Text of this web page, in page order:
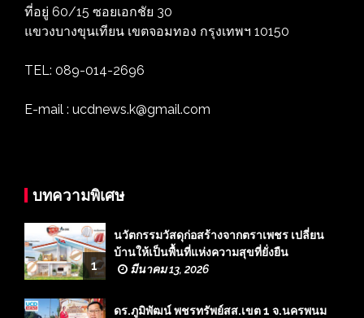
ที่อยู่ 60/15 ซอยเอกชัย 30
แขวงบางขุนเทียน เขตจอมทอง กรุงเทพฯ 10150
TEL: 089-014-2696
E-mail : ucdnews.k@gmail.com
บทความพิเศษ
1
นวัตกรรมวัสดุก่อสร้างจากตราเพชร เปลี่ยน
บ้านให้เป็นพื้นที่แห่งความสุขที่ยั่งยืน
มีนาคม 13, 2026
ดร.ภูมิพัฒน์ พชรทรัพย์สส.เขต 1 จ.นครพนม